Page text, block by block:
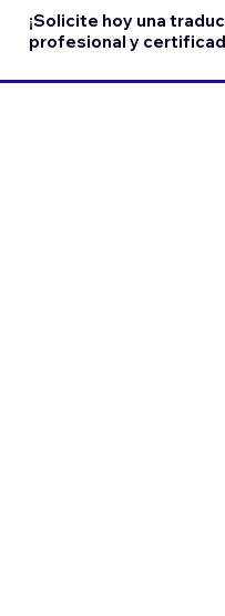
¡Solicite hoy una
profesional y